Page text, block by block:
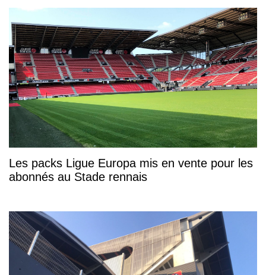
Les packs Ligue Europa mis en vente pour les
abonnés au Stade rennais